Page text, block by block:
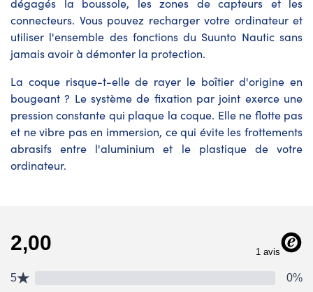
dégagés la boussole, les zones de capteurs et les
connecteurs. Vous pouvez recharger votre ordinateur et
utiliser l'ensemble des fonctions du Suunto Nautic sans
jamais avoir à démonter la protection.
La coque risque-t-elle de rayer le boîtier d'origine en
bougeant ? Le système de fixation par joint exerce une
pression constante qui plaque la coque. Elle ne flotte pas
et ne vibre pas en immersion, ce qui évite les frottements
abrasifs entre l'aluminium et le plastique de votre
ordinateur.